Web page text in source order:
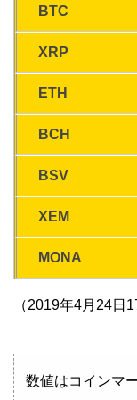
BTC
XRP
ETH
BCH
BSV
XEM
MONA
（2019年4月24日
数値はコインマ